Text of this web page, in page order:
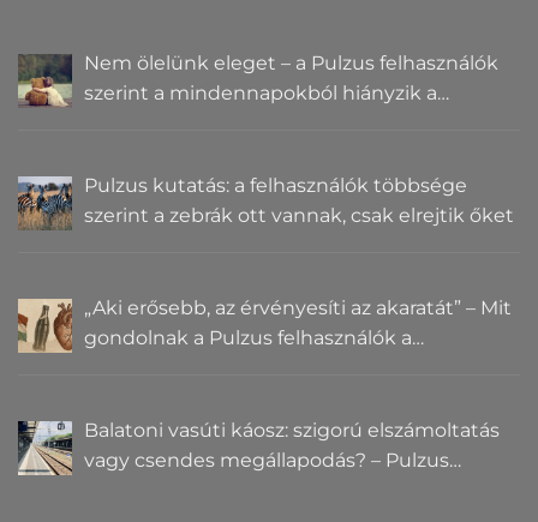
Nem ölelünk eleget – a Pulzus felhasználók
szerint a mindennapokból hiányzik a
Pulzus kutatás: a felhasználók többsége
szerint a zebrák ott vannak, csak elrejtik őket
„Aki erősebb, az érvényesíti az akaratát” – Mit
gondolnak a Pulzus felhasználók a
Balatoni vasúti káosz: szigorú elszámoltatás
vagy csendes megállapodás? – Pulzus